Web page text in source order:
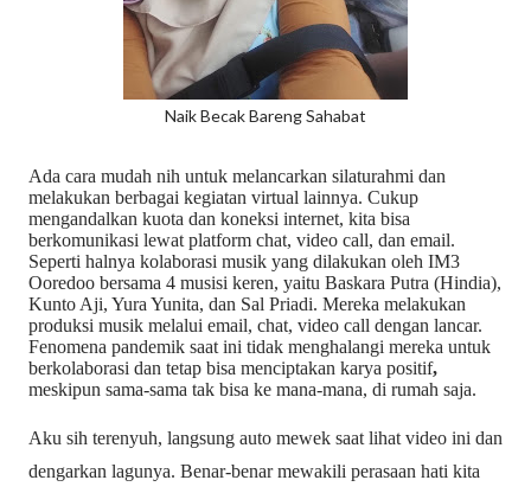
Naik Becak Bareng Sahabat
Ada cara mudah nih untuk melancarkan silaturahmi dan
melakukan berbagai kegiatan virtual lainnya. Cukup
mengandalkan kuota dan koneksi internet, kita bisa
berkomunikasi lewat platform chat, video call, dan email.
Seperti halnya kolaborasi musik yang dilakukan oleh IM3
Ooredoo bersama 4 musisi keren, yaitu Baskara Putra (Hindia),
Kunto Aji, Yura Yunita, dan Sal Priadi. Mereka melakukan
produksi musik melalui email, chat, video call dengan lancar.
Fenomena pandemik saat ini tidak menghalangi mereka untuk
berkolaborasi dan tetap bisa menciptakan karya positif,
meskipun sama-sama tak bisa ke mana-mana, di rumah saja.
Aku sih terenyuh, langsung auto mewek saat lihat video ini dan
dengarkan lagunya. Benar-benar mewakili perasaan hati kita